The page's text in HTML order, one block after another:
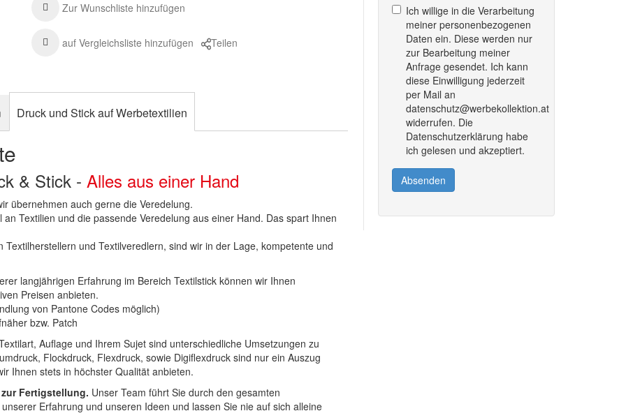
Zur Wunschliste hinzufügen
auf Vergleichsliste hinzufügen Teilen
Ich willige in die Verarbeitung
meiner personenbezogenen
Daten ein. Diese werden nur
zur Bearbeitung meiner
Anfrage gesendet. Ich kann
diese Einwilligung jederzeit
per Mail an
datenschutz@werbekollektion.at
widerrufen. Die
Datenschutzerklärung habe
ich gelesen und akzeptiert.
Absenden
Druck und Stick auf Werbetextilien
& Stick -Alles aus einer Hand
übernehmen auch gerne die Veredelung.
Textilien und die passende Veredelung aus einer Hand. Das spart Ihnen
und Textilveredlern, sind wir in der Lage, kompetente und
langjährigen Erfahrung im Bereich Textilstick können wir Ihnen
Preisen anbieten.
von Pantone Codes möglich)
bzw. Patch
Auflage und Ihrem Sujet sind unterschiedliche Umsetzungen zu
Flockdruck, Flexdruck, sowie Digiflexdruck sind nur ein Auszug
Ihnen stets in höchster Qualität anbieten.
Fertigstellung. Unser Team führt Sie durch den gesamten
Erfahrung und unseren Ideen und lassen Sie nie auf sich alleine